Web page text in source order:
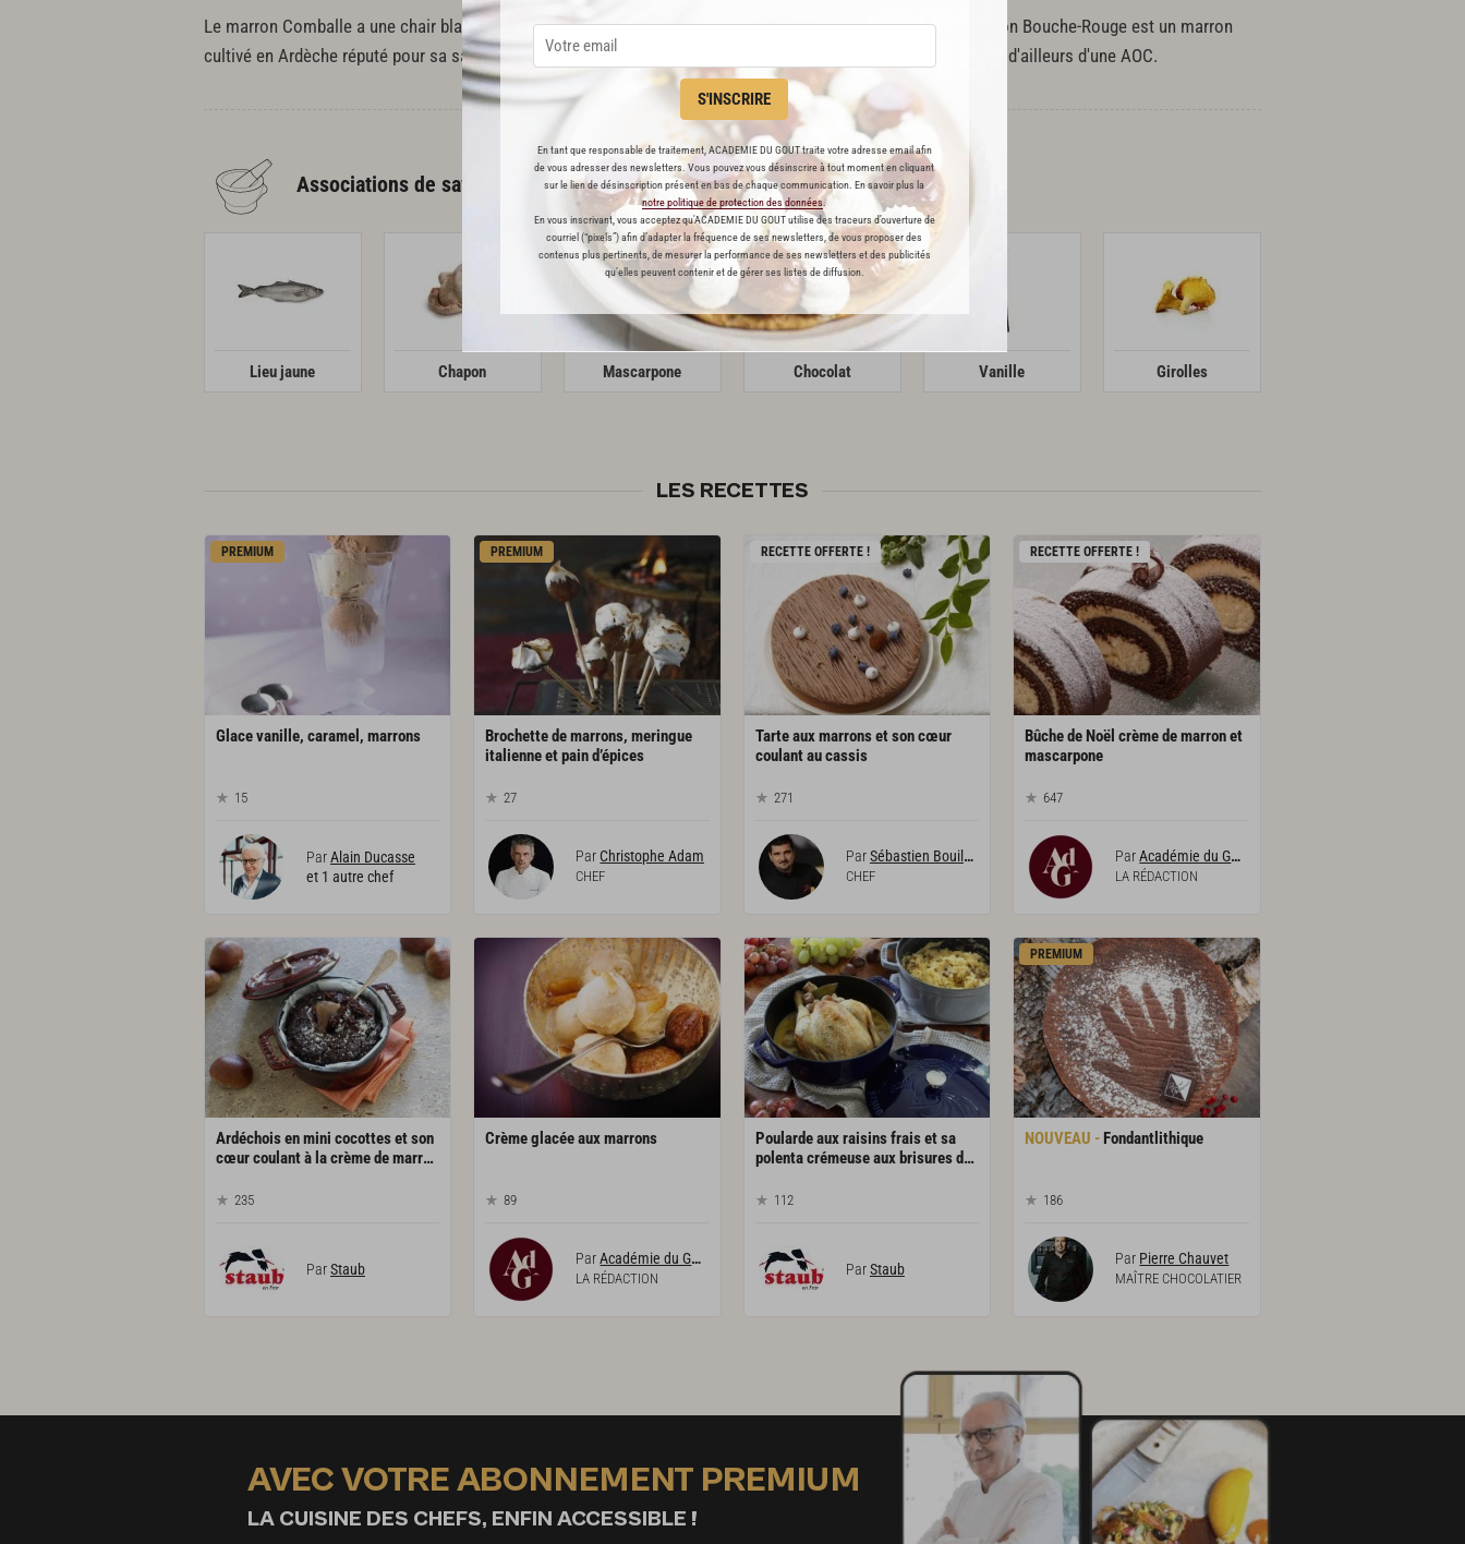
S'INSCRIRE
En tant que responsable de traitement, ACADEMIE DU GOUT traite votre adresse email afin
de vous adresser des newsletters. Vous pouvez vous désinscrire à tout moment en cliquant
sur le lien de désinscription présent en bas de chaque communication. En savoir plus la
notre politique de protection des données.
En vous inscrivant, vous acceptez qu'ACADEMIE DU GOUT utilise des traceurs d’ouverture de
courriel (“pixels”) afin d’adapter la fréquence de ses newsletters, de vous proposer des
contenus plus pertinents, de mesurer la performance de ses newsletters et des publicités
qu’elles peuvent contenir et de gérer ses listes de diffusion.
Le marron Comballe a une chair blanche et très sucrée. Elle peut être grillée ou préparée en confiture. Le marron Bouche-Rouge est un marron
cultivé en Ardèche réputé pour sa saveur. On l'utilise surtout pour la confection de marrons glacés. Il bénéficie d'ailleurs d'une AOC.
Associations de saveurs
Lieu jaune Chapon Mascarpone Chocolat Vanille Girolles
LES RECETTES
PREMIUM
Glacevanille, caramel, marrons
15
ParAlain Ducasse
et 1 autre chef
PREMIUM
Brochette de marrons, meringue
italienne et pain d’épices
27
Par Christophe Adam
CHEF
RECETTE OFFERTE !
Tarte aux marrons et son cœur
coulant au cassis
271
ParSébastien Bouillet
CHEF
RECETTE OFFERTE !
Bûche de Noël crème de marron et
mascarpone
647
ParAcadémie du Goût
LA RÉDACTION
Ardéchois en mini cocottes et son
cœur coulant à la crème de marrons
235
ParStaub
Crèmeglacéeauxmarrons
89
ParAcadémie du Goût
LA RÉDACTION
Poularde aux raisins frais et sa
polenta crémeuse aux brisures de marrons
112
ParStaub
PREMIUM
Fondantlithique
186
Par Pierre Chauvet
MAÎTRE CHOCOLATIER
AVEC VOTRE ABONNEMENT PREMIUM
LA CUISINE DES CHEFS, ENFIN ACCESSIBLE !